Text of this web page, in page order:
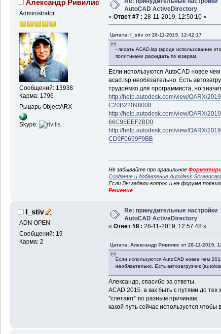
Александр Ривилис
Administrator
Сообщений: 13938
Карма: 1796
Рыцарь ObjectARX
Skype:
AutoCAD ActiveDirectory
« Ответ #7 : 28-11-2019, 12:50:10 »
Цитата: I_stiv от 28-11-2019, 12:42:17
- писать ACAD.lsp (вроде использование
политиками раскидать по юзерам.
Если используются AutoCAD новее
acad.lsp необязательно. Есть
трудоёмко для программиста, но
http://help.autodesk.com/view/OARX/
C20B22098008
http://help.autodesk.com/view/OARX/
66C95EEF2BD0
http://help.autodesk.com/view/OARX/
CD9F0659F9BB
Не забывайте про правильное
Создание и добавление Autodesk
Если Вы задали вопрос и на форуме
Решение
I_stiv
ADN OPEN
Сообщений: 19
Карма: 2
Re: принудительные настройки
AutoCAD ActiveDirectory
« Ответ #8 : 28-11-2019, 12:57:48 »
Цитата: Александр Ривилис от 28-11-2019,
Если используются AutoCAD новее чем
необязательно. Есть автозагрузчик
Александр, спасибо за ответы.
ACAD 2015. а как быть с путями до
"слетают" по разным причинам.
какой путь сейчас используется чтобы